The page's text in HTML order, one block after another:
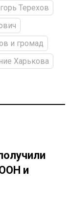
Терехов
и громад
Харькова
и